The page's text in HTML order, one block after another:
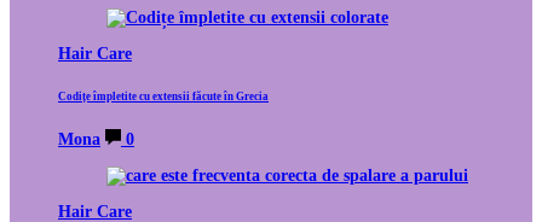
Hair Care
Codițe împletite cu extensii făcute în Grecia
Mona 0
Hair Care